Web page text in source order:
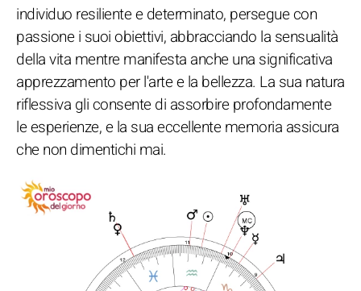
individuo resiliente e determinato, persegue con
passione i suoi obiettivi, abbracciando la sensualità
della vita mentre manifesta anche una significativa
apprezzamento per l'arte e la bellezza. La sua natura
riflessiva gli consente di assorbire profondamente
le esperienze, e la sua eccellente memoria assicura
che non dimentichi mai.